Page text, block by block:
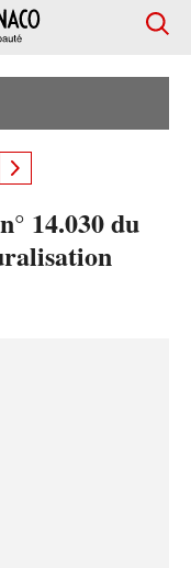
14.030 du